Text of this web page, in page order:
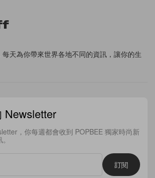
天為你帶來世界各地不同的資訊，讓你的生
Newsletter
，你每週都會收到 POPBEE 獨家時尚新
訂閱